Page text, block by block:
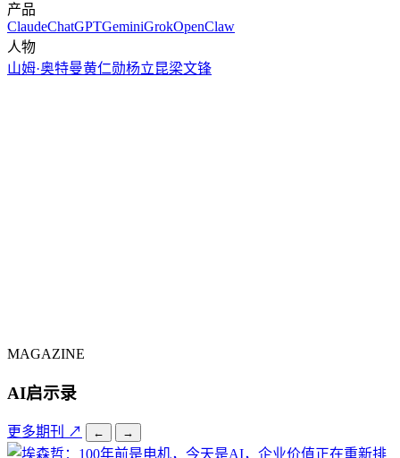
产品
ClaudeChatGPTGeminiGrokOpenClaw
人物
山姆·奥特曼黄仁勋杨立昆梁文锋
MAGAZINE
AI启示录
更多期刊 ↗ ← →